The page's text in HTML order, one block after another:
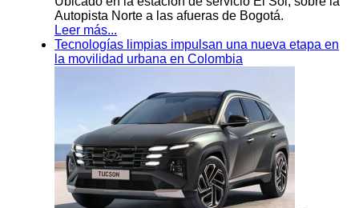
Autopista Norte a las afueras de Bogotá.
Leer más...
Tecnologías limpias impulsan una nueva etapa en
la movilidad urbana en Colombia